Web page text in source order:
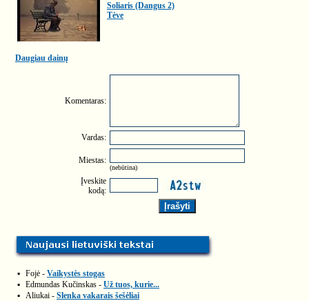
Soliaris (Dangus 2)
Tėve
Daugiau dainų
Komentaras:
Vardas:
Miestas:
(nebūtina)
Įveskite
kodą:
▪ Fojė - Vaikystės stogas
▪ Edmundas Kučinskas - Už tuos, kurie...
▪ Aliukai - Slenka vakarais šešėliai